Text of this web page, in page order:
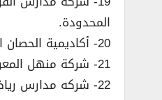
المحدودة.
20- أكاديمية الحصان العالمية.
21- شركة منهل المعرفة الأهلية.
22- شركه مدارس رياض نجد الاهليه.